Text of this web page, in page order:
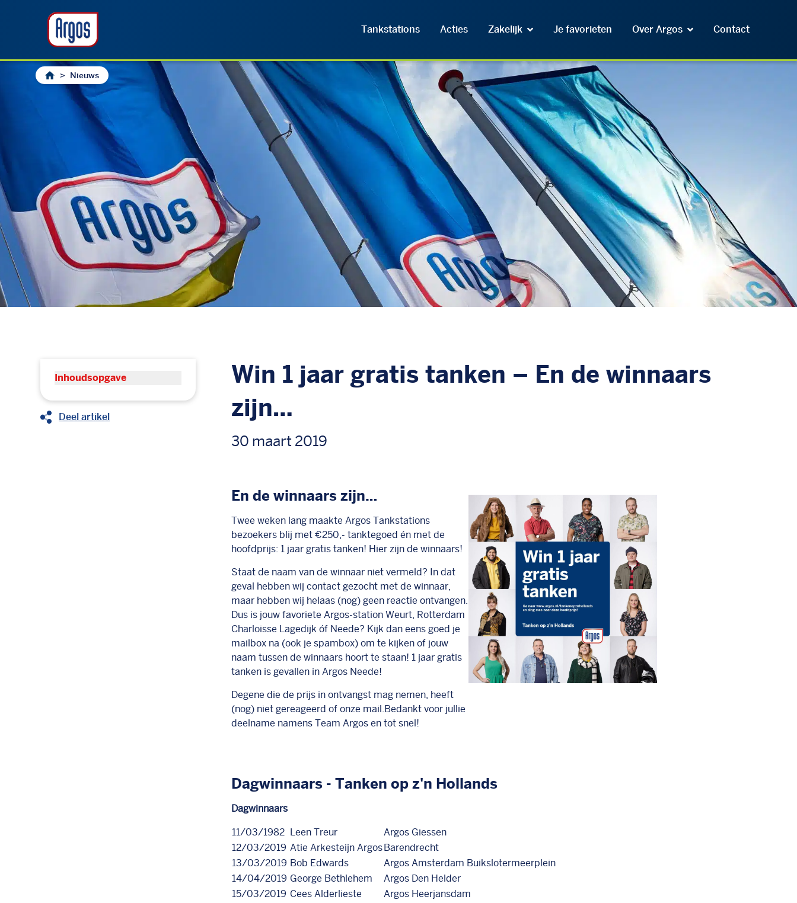
Tankstations Acties Zakelijk Je favorieten Over Argos Contact
> Nieuws
Inhoudsopgave
Deel artikel
Win 1 jaar gratis tanken – En de winnaars
zijn…
30 maart 2019
En de winnaars zijn…
Twee weken lang maakte Argos Tankstations
bezoekers blij met €250,- tanktegoed én met de
hoofdprijs: 1 jaar gratis tanken! Hier zijn de winnaars!
Staat de naam van de winnaar niet vermeld? In dat
geval hebben wij contact gezocht met de winnaar,
maar hebben wij helaas (nog) geen reactie ontvangen.
Dus is jouw favoriete Argos-station Weurt, Rotterdam
Charloisse Lagedijk óf Neede? Kijk dan eens goed je
mailbox na (ook je spambox) om te kijken of jouw
naam tussen de winnaars hoort te staan! 1 jaar gratis
tanken is gevallen in Argos Neede!
Degene die de prijs in ontvangst mag nemen, heeft
(nog) niet gereageerd of onze mail.Bedankt voor jullie
deelname namens Team Argos en tot snel!
Dagwinnaars - Tanken op z'n Hollands
Dagwinnaars
11/03/1982 Leen Treur
Argos Giessen
12/03/2019 Atie Arkesteijn ArgosBarendrecht
13/03/2019 Bob Edwards
Argos Amsterdam Buikslotermeerplein
14/04/2019 George Bethlehem
Argos Den Helder
15/03/2019 Cees Alderlieste
Argos Heerjansdam